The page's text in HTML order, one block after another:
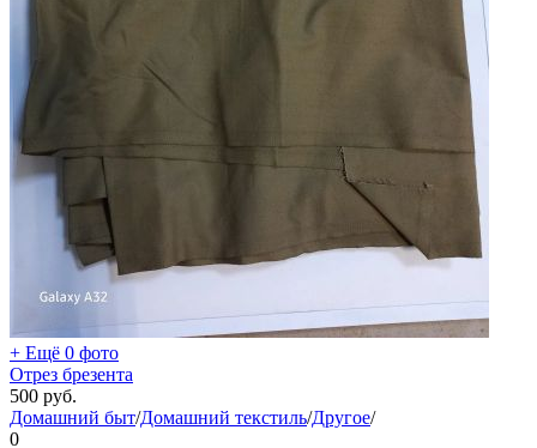
+ Ещё 0 фото
Отрез брезента
500 руб.
Домашний быт/Домашний текстиль/Другое/
0